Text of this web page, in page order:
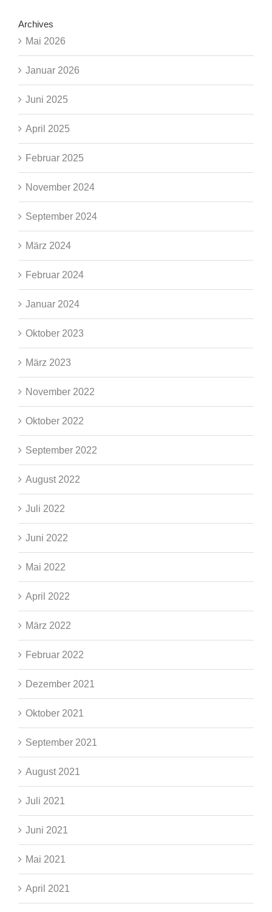
Archives
Mai 2026
Januar 2026
Juni 2025
April 2025
Februar 2025
November 2024
September 2024
März 2024
Februar 2024
Januar 2024
Oktober 2023
März 2023
November 2022
Oktober 2022
September 2022
August 2022
Juli 2022
Juni 2022
Mai 2022
April 2022
März 2022
Februar 2022
Dezember 2021
Oktober 2021
September 2021
August 2021
Juli 2021
Juni 2021
Mai 2021
April 2021